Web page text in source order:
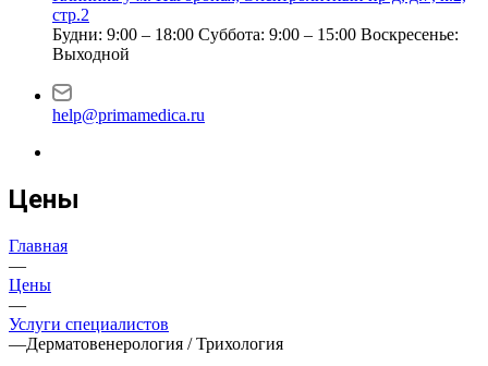
стр.2
Будни: 9:00 – 18:00 Суббота: 9:00 – 15:00 Воскресенье:
Выходной
help@primamedica.ru
Цены
Главная
—
Цены
—
Услуги специалистов
—Дерматовенерология / Трихология